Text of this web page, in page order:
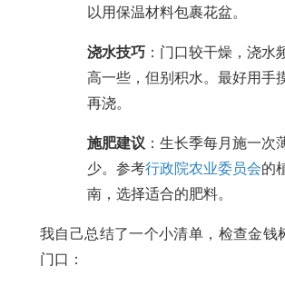
以用保温材料包裹花盆。
浇水技巧 ：门口较干燥，浇水
高一些，但别积水。最好用手
再浇。
施肥建议 ：生长季每月施一次
少。参考行政院农业委员会的
南，选择适合的肥料。
我自己总结了一个小清单，检查金钱
门口：